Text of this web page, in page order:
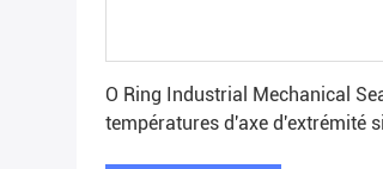
O Ring Industrial Mechanical
températures d'axe d'extrémité